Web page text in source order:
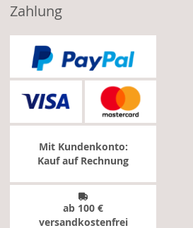
Zahlung
Mit Kundenkonto:
Kauf auf Rechnung
ab 100 €
versandkostenfrei